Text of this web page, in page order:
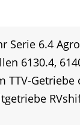
Serie 6.4
6130.4,
TTV-Getriebe